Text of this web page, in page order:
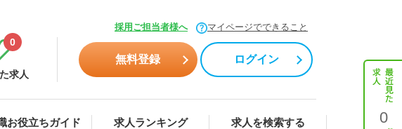
採用ご担当者様へ マイページでできること
求人
0
無料登録 ログイン
お役立ちガイド 求人ランキング 求人を検索する 0